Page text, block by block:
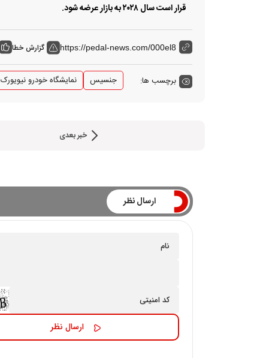
قرار است سال ۲۰۲۸ به بازار عرضه شود.
https://pedal-news.com/000el8 گزارش خطا
برچسب ها: جنسیس نمایشگاه خودرو نیویورک
خبر بعدی
ارسال نظر